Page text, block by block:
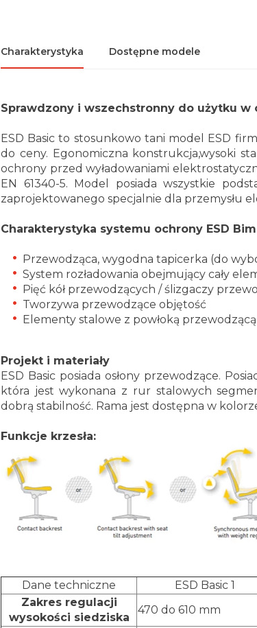
Charakterystyka Dostępne modele
Sprawdzony i wszechstronny do użytku w
ESD Basic to stosunkowo tani model ESD
do ceny. Egonomiczna konstrukcja,wysoki
ochrony przed wyładowaniami
EN 61340-5. Model posiada wszystkie
zaprojektowanego specjalnie dla przemysłu
Charakterystyka systemu ochrony ESD
Przewodząca, wygodna tapicerka (do
System rozładowania obejmujący cały
Pięć kół przewodzących / ślizgaczy
Tworzywa przewodzące objętość
Elementy stalowe z powłoką przewodzącą
Projekt i materiały
ESD Basic posiada osłony przewodzące.
która jest wykonana z rur stalowych
dobrą stabilność. Rama jest dostępna w
Funkcje krzesła:
Dane techniczne ESD Basic 1
Zakres regulacji
wysokości siedziska
470 do 610 mm